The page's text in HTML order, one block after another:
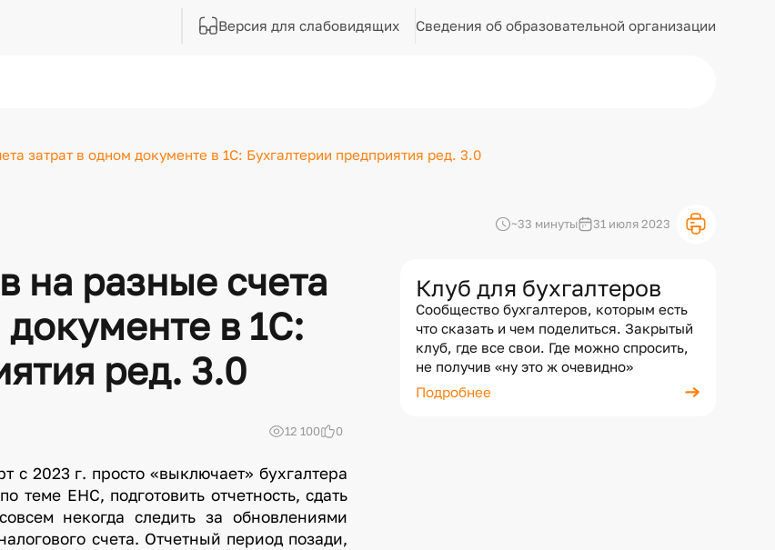
Версия для слабовидящих Сведения об образовательной организации
затрат в одном документе в 1С: Бухгалтерии предприятия ред. 3.0
~33 минуты 31 июля 2023
на разные счета
документе в 1С:
ред. 3.0
12 100 0
с 2023 г. просто «выключает» бухгалтера
теме ЕНС, подготовить отчетность, сдать
некогда следить за обновлениями
счета. Отчетный период позади,
Клуб для бухгалтеров
Сообщество бухгалтеров, которым есть
что сказать и чем поделиться. Закрытый
клуб, где все свои. Где можно спросить,
не получив «ну это ж очевидно»
Подробнее